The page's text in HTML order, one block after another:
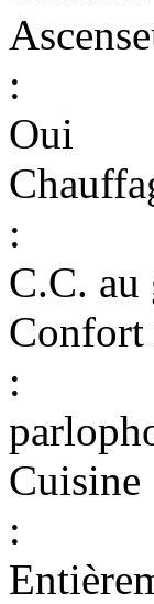
:
Oui
:
C.C. au
:
Cuisine
: